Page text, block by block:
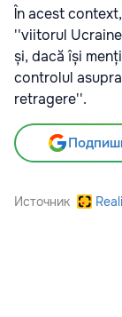
În acest
''viitorul
și, dacă își
controlul
retragere''.
Источник